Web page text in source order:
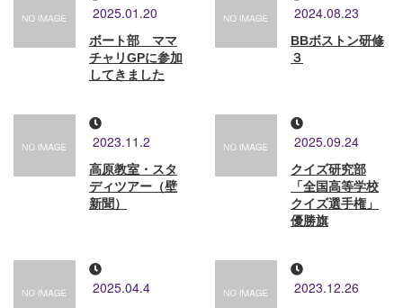
2025.01.20
ボート部 ママ
チャリGPに参加
してきました
2024.08.23
BBボストン研修
３
2023.11.2
高原教室・スタ
ディツアー（壁
新聞）
2025.09.24
クイズ研究部
「全国高等学校
クイズ選手権」
優勝旗
2025.04.4 2023.12.26